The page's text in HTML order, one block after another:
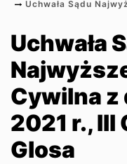
Communities &
Scientific research
Uchwała
Cywilna z
2021 r., III
Glosa